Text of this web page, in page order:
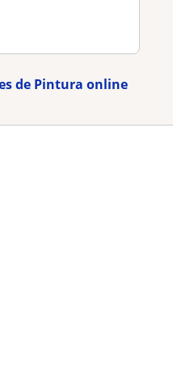
de Pintura online